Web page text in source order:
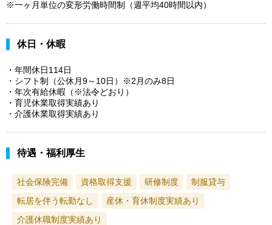
※一ヶ月単位の変形労働時間制（週平均40時間以内）
休日・休暇
・年間休日114日
・シフト制（公休月9～10日）※2月のみ8日
・年次有給休暇（※法令どおり）
・育児休業取得実績あり
・介護休業取得実績あり
待遇・福利厚生
社会保険完備 資格取得支援 研修制度
制服貸与
転居を伴う転勤なし
産休・育休制度実績あり
介護休職制度実績あり